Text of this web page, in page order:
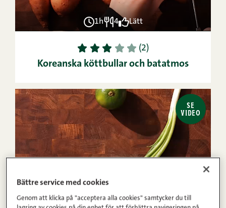
1h 4 Lätt
1 2 3 4 5 (2)
Koreanska köttbullar och batatmos
SE
VIDEO
Bättre service med cookies
Genom att klicka på "acceptera alla cookies" samtycker du till